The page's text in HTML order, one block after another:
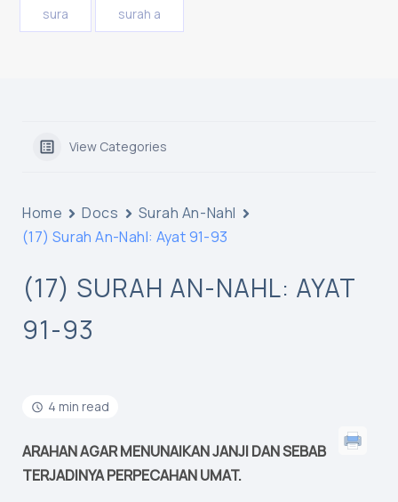
sura surah a
View Categories
Home Docs
Surah An-Nahl
(17) Surah An-Nahl: Ayat 91-93
(17) SURAH AN-NAHL: AYAT
91-93
4 min read
ARAHAN AGAR MENUNAIKAN JANJI DAN SEBAB
TERJADINYA PERPECAHAN UMAT.